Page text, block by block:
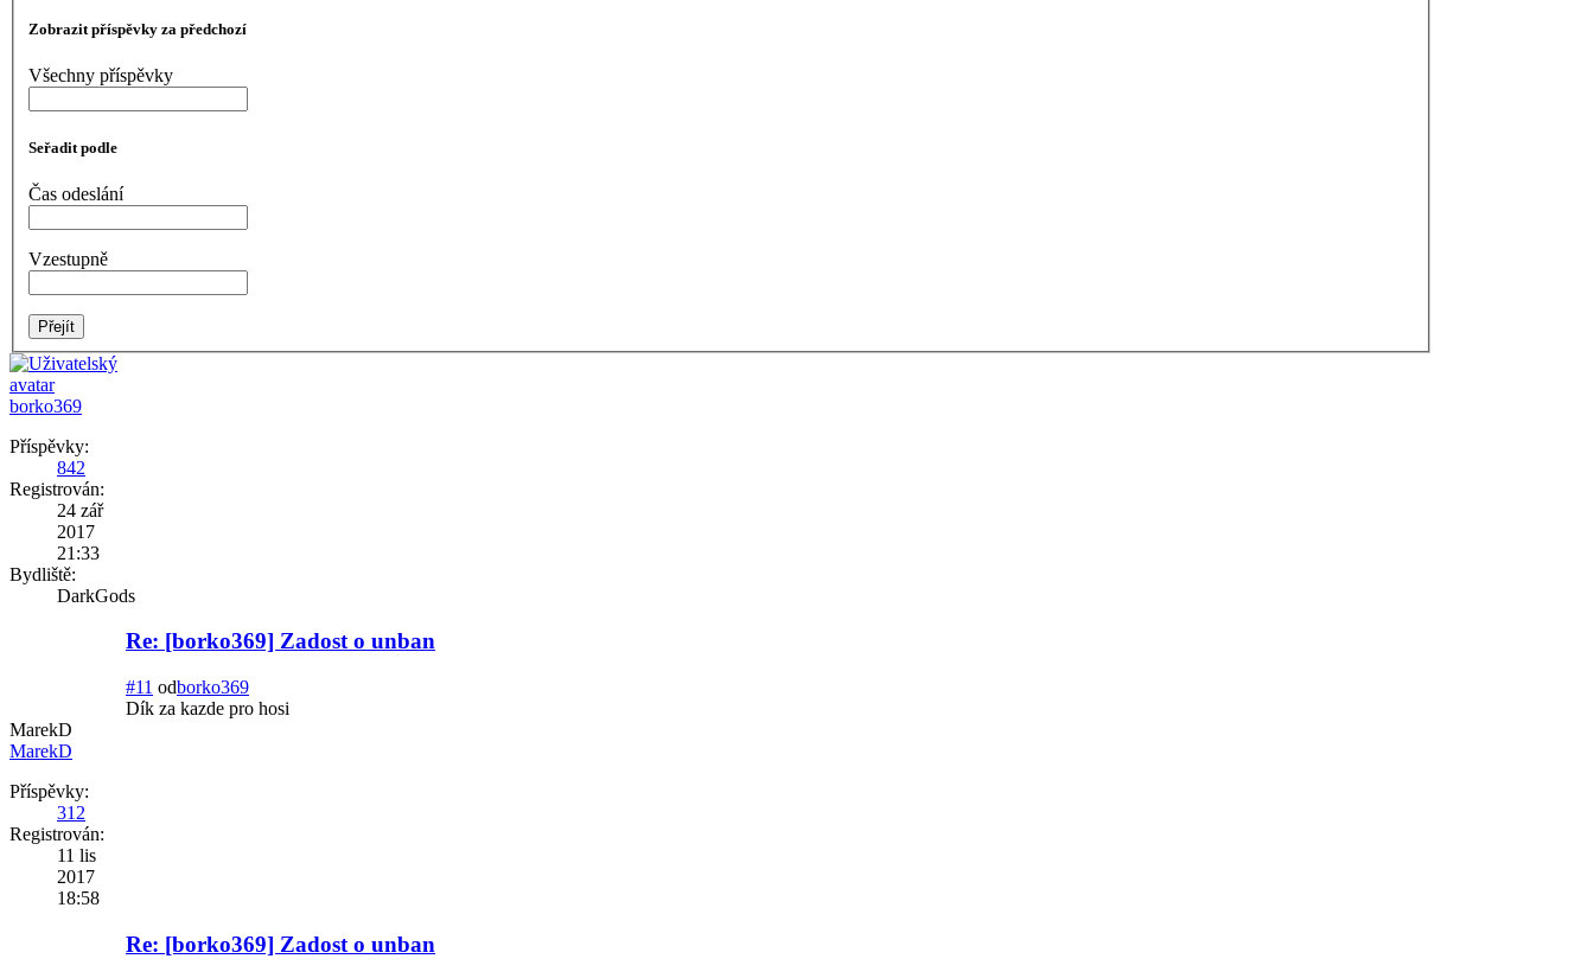
Zobrazit příspěvky za předchozí
Všechny příspěvky
Seřadit podle
Čas odeslání
Vzestupně
borko369
Příspěvky:
842
Registrován:
24 zář
2017
21:33
Bydliště:
DarkGods
Re: [borko369] Zadost o unban
#11 odborko369
Dík za kazde pro hosi
MarekD
MarekD
Příspěvky:
312
Registrován:
11 lis
2017
18:58
Re: [borko369] Zadost o unban